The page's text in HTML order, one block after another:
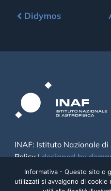
Didymos
INAF: Istituto Nazionale
Policy|designed by
Informativa - Questo sito o
utilizzati si avvalgono di